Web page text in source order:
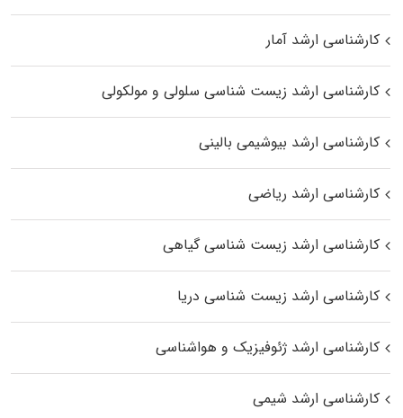
کارشناسی ارشد آمار
کارشناسی ارشد زیست شناسی سلولی و مولکولی
کارشناسی ارشد بیوشیمی بالینی
کارشناسی ارشد ریاضی
کارشناسی ارشد زیست‌ شناسی گیاهی
کارشناسی ارشد زیست‌ شناسی دریا
کارشناسی ارشد ژئوفیزیک و هواشناسی
کارشناسی ارشد شیمی